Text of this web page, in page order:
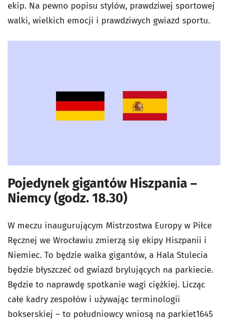
ekip. Na pewno popisu stylów, prawdziwej sportowej
walki, wielkich emocji i prawdziwych gwiazd sportu.
Pojedynek gigantów Hiszpania –
Niemcy (godz. 18.30)
W meczu inaugurującym Mistrzostwa Europy w Piłce
Ręcznej we Wrocławiu zmierzą się ekipy Hiszpanii i
Niemiec. To będzie walka gigantów, a Hala Stulecia
będzie błyszczeć od gwiazd brylujących na parkiecie.
Będzie to naprawdę spotkanie wagi ciężkiej. Licząc
całe kadry zespołów i używając terminologii
bokserskiej – to południowcy wniosą na parkiet1645